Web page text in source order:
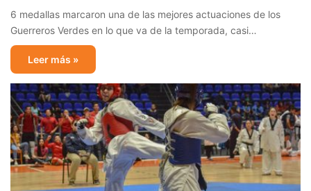
6 medallas marcaron una de las mejores actuaciones de los
Guerreros Verdes en lo que va de la temporada, casi…
Leer más »